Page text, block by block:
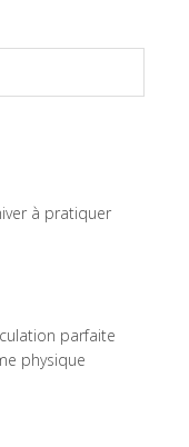
à pratiquer
parfaite
physique